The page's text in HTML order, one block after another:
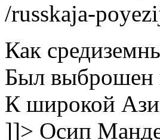
/russkaja-
Как
Был выброшен
К широкой
]]> Осип